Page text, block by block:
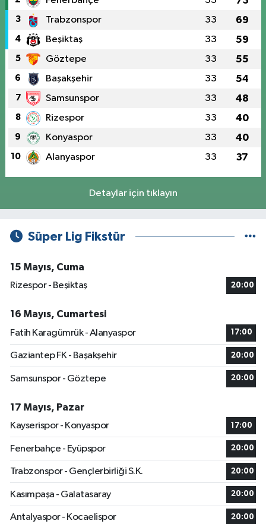
3 Trabzonspor 33 69
4 Beşiktaş 33 59
5 Göztepe 33 55
6 Başakşehir 33 54
7 Samsunspor 33 48
8 Rizespor 33 40
9 Konyaspor 33 40
10 Alanyaspor 33 37
Detaylar için tıklayın
Süper Lig Fikstür
15 Mayıs, Cuma
Rizespor - Beşiktaş
20:00
16 Mayıs, Cumartesi
Fatih Karagümrük - Alanyaspor
17:00
Gaziantep FK - Başakşehir 20:00
Samsunspor - Göztepe 20:00
17 Mayıs, Pazar
Kayserispor - Konyaspor
17:00
Fenerbahçe - Eyüpspor 20:00
Trabzonspor - Gençlerbirliği S.K. 20:00
Kasımpaşa - Galatasaray 20:00
Antalyaspor - Kocaelispor 20:00